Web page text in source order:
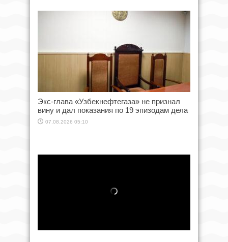
Экс-глава «Узбекнефтегаза» не признал
вину и дал показания по 19 эпизодам дела
07.08.2026 05:10